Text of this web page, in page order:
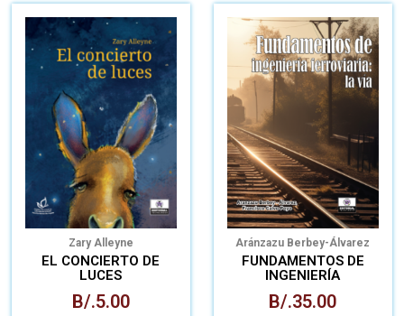
Zary Alleyne
EL CONCIERTO DE
LUCES
B/.5.00
Aránzazu Berbey-Álvarez
Francisco Calvo-Poyo
FUNDAMENTOS DE
INGENIERÍA
B/.35.00